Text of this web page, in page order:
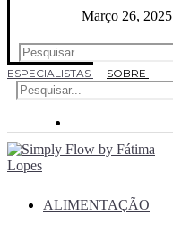
Março 26, 2025
ESPECIALISTAS
SOBRE
ALIMENTAÇÃO